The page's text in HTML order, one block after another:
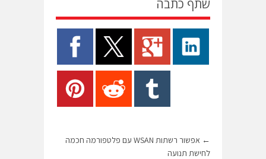
שתף כתבה
←
אפשור רשתות WSAN עם פלטפורמה חכמה
לחישת תנועה